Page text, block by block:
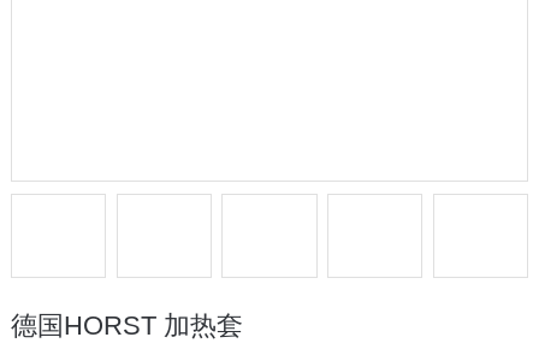
德国HORST 加热套